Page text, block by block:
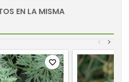
EN LA MISMA
>
<
favorite_border